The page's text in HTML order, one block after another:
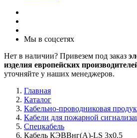
Мы в соцсетях
Нет в наличии? Привезем под заказ
изделия европейских
уточняйте у наших менеджеров.
Главная
Каталог
Кабельно-проводниковая
Кабели для пожарной
Спецкабель
Кабель КЭВВнг(А)-LS 3х0.5